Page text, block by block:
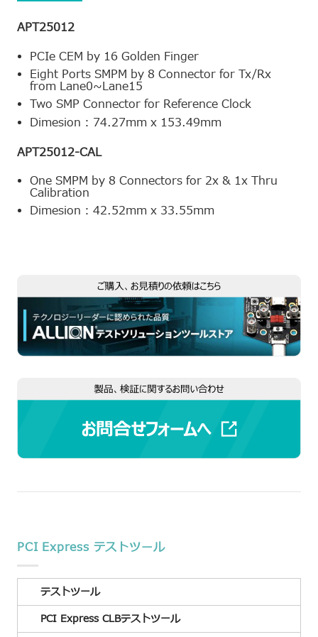
APT25012
PCIe CEM by 16 Golden Finger
Eight Ports SMPM by 8 Connector for Tx/Rx
from Lane0~Lane15
Two SMP Connector for Reference Clock
Dimesion : 74.27mm x 153.49mm
APT25012-CAL
One SMPM by 8 Connectors for 2x & 1x Thru
Calibration
Dimesion : 42.52mm x 33.55mm
PCI Express テストツール
テストツール
PCI Express CLBテストツール